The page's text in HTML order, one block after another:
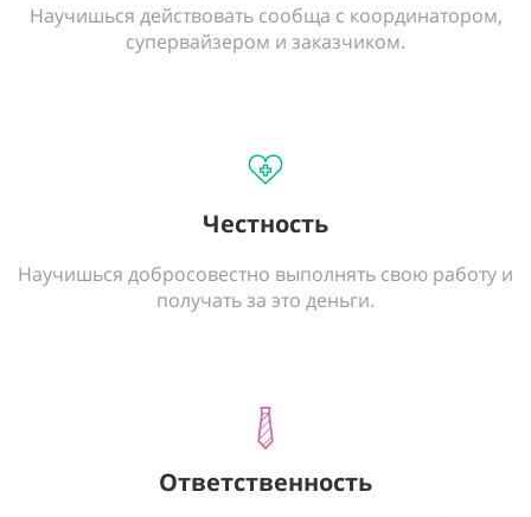
Научишься действовать сообща с координатором,
супервайзером и заказчиком.
Честность
Научишься добросовестно выполнять свою работу и
получать за это деньги.
Ответственность